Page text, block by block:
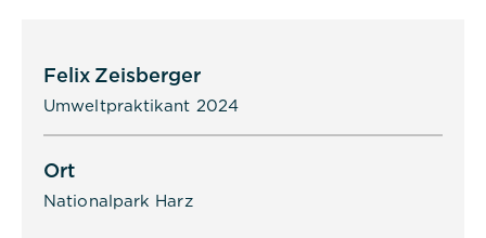
Felix Zeisberger
Umweltpraktikant 2024
Ort
Nationalpark Harz
Das Cookie wird von DER PUNKT
Consent Management gesetzt und
wird verwendet, um zu speichern,
gespeichert.